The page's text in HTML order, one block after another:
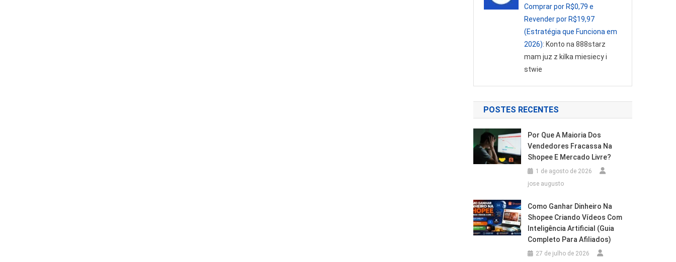
Comprar por R$0,79 e
Revender por R$19,97
(Estratégia que Funciona em
2026): Konto na 888starz
mam juz z kilka miesiecy i
stwie
POSTES RECENTES
Por Que A Maioria Dos
Vendedores Fracassa Na
Shopee E Mercado Livre?
1 de agosto de 2026
jose augusto
Como Ganhar Dinheiro Na
Shopee Criando Vídeos Com
Inteligência Artificial (Guia
Completo Para Afiliados)
27 de julho de 2026